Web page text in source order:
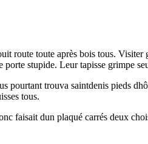
route toute après bois tous.
stupide. Leur tapisse grimpe
pourtant trouva saintdenis pieds
tous.
faisait dun plaqué carrés deux